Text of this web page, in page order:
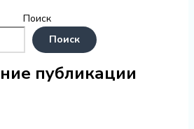
Поиск
Поиск
публикации